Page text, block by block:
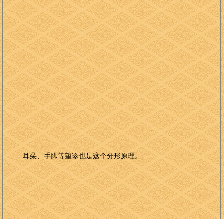
耳朵、手脚等望诊也是这个分形原理。